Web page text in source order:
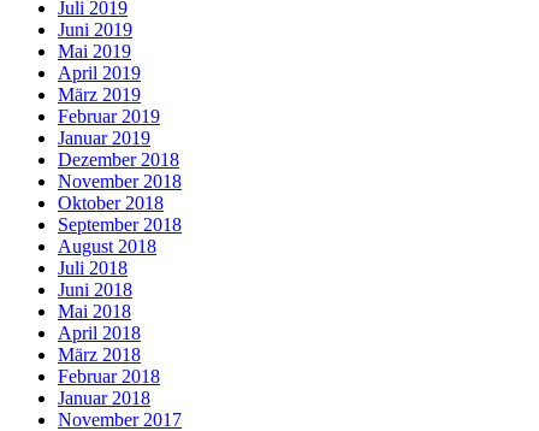
Juli 2019
Juni 2019
Mai 2019
April 2019
März 2019
Februar 2019
Januar 2019
Dezember 2018
November 2018
Oktober 2018
September 2018
August 2018
Juli 2018
Juni 2018
Mai 2018
April 2018
März 2018
Februar 2018
Januar 2018
November 2017